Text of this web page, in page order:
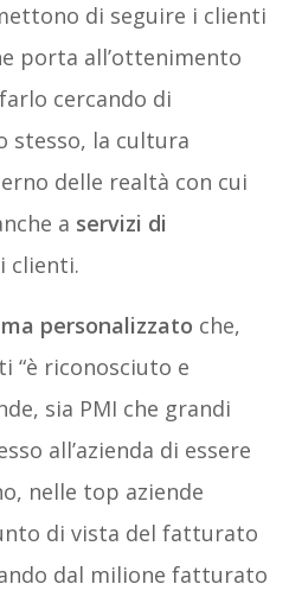
di seguire i clienti
porta all’ottenimento
cercando di
stesso, la cultura
delle realtà con cui
a servizi di
clienti.
personalizzato che,
“è riconosciuto e
sia PMI che grandi
all’azienda di essere
nelle top aziende
di vista del fatturato
dal milione fatturato